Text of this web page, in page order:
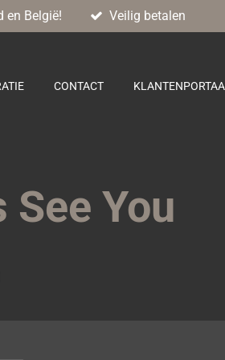
en België! Veilig betalen
CONTACT
See You